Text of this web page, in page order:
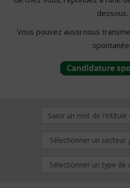
dessous.
Vous pouvez aussi nous
spontanée